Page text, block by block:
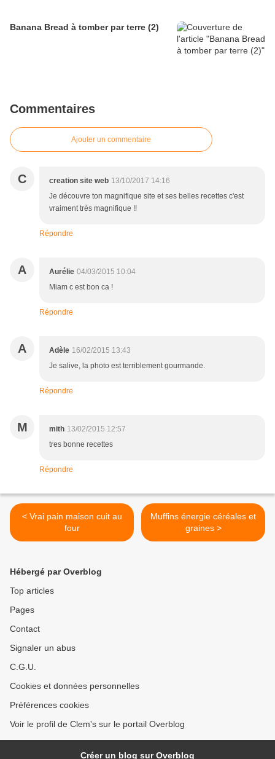
Banana Bread à tomber par terre (2)
Commentaires
Ajouter un commentaire
C creation site web 13/10/2017 14:16
Je découvre ton magnifique site et ses belles recettes c'est
vraiment très magnifique !!
Répondre
A Aurélie 04/03/2015 10:04
Miam c est bon ca !
Répondre
A Adèle 16/02/2015 13:43
Je salive, la photo est terriblement gourmande.
Répondre
M mith 13/02/2015 12:57
tres bonne recettes
Répondre
< Vrai pain maison cuit au
four
Muffins énergie céréales et
graines >
Hébergé par Overblog
Top articles
Pages
Contact
Signaler un abus
C.G.U.
Cookies et données personnelles
Préférences cookies
Voir le profil de Clem's sur le portail Overblog
Créer un blog sur Overblog